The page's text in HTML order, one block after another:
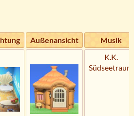
Außenansicht
Musik
K.K.
Südseetraum